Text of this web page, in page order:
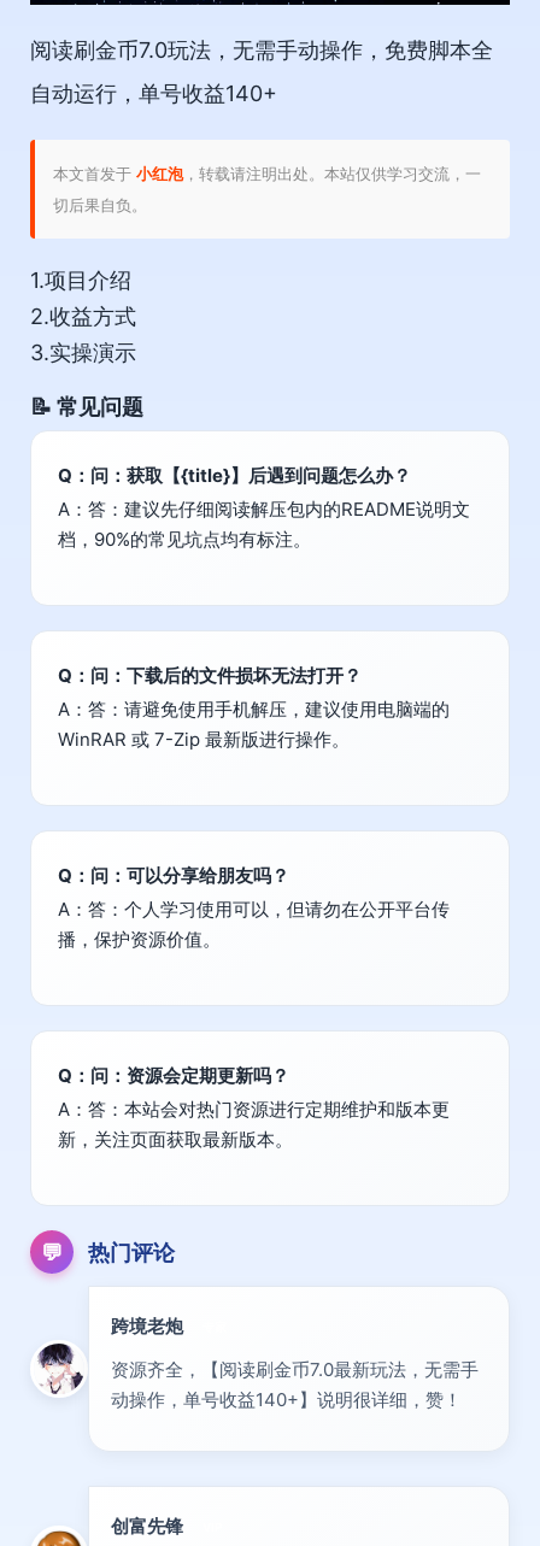
阅读刷金币7.0玩法，无需手动操作，免费脚本全
自动运行，单号收益140+
本文首发于 小红泡，转载请注明出处。本站仅供学习交流，一
切后果自负。
1.项目介绍
2.收益方式
3.实操演示
📝 常见问题
Q：问：获取【{title}】后遇到问题怎么办？
A：答：建议先仔细阅读解压包内的README说明文
档，90%的常见坑点均有标注。
Q：问：下载后的文件损坏无法打开？
A：答：请避免使用手机解压，建议使用电脑端的
WinRAR 或 7-Zip 最新版进行操作。
Q：问：可以分享给朋友吗？
A：答：个人学习使用可以，但请勿在公开平台传
播，保护资源价值。
Q：问：资源会定期更新吗？
A：答：本站会对热门资源进行定期维护和版本更
新，关注页面获取最新版本。
💬 热门评论
跨境老炮
资源齐全，【阅读刷金币7.0最新玩法，无需手
动操作，单号收益140+】说明很详细，赞！
创富先锋